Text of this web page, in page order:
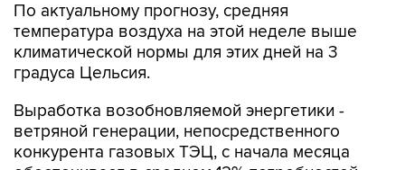
По актуальному прогнозу, средняя
температура воздуха на этой неделе выше
климатической нормы для этих дней на 3
градуса Цельсия.
Выработка возобновляемой энергетики -
ветряной генерации, непосредственного
конкурента газовых ТЭЦ, с начала месяца